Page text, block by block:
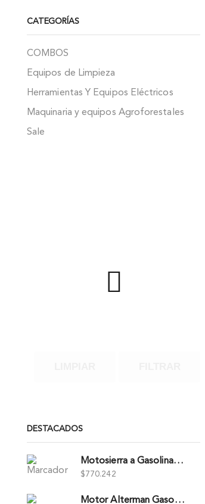
CATEGORÍAS
COMBOS
Equipos de Limpieza
Herramientas Y Equipos Eléctricos
Maquinaria y equipos Agroforestales
Sale
DESTACADOS
Motosierra a Gasolina 52 Barra 20'' PD
$ 770.242
Motor Alterman Gasolina 4T, 6.5Hp Eje Cuña/Rosca 3/4", Xge65K.